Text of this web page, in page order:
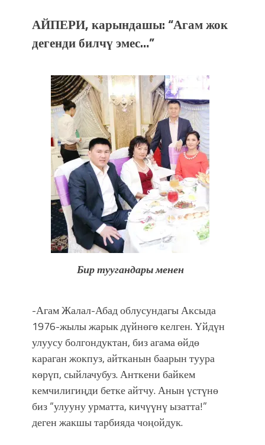
АЙПЕРИ, карындашы: “Агам жок
дегенди билчү эмес…”
Бир туугандары менен
-Агам Жалал-Абад облусундагы Аксыда
1976-жылы жарык дүйнөгө келген. Үйдүн
улуусу болгондуктан, биз агама өйдө
караган жокпуз, айтканын баарын туура
көрүп, сыйлачубуз. Анткени байкем
кемчилигиңди бетке айтчу. Анын үстүнө
биз “улууну урматта, кичүүнү ызатта!”
деген жакшы тарбияда чоңойдук.